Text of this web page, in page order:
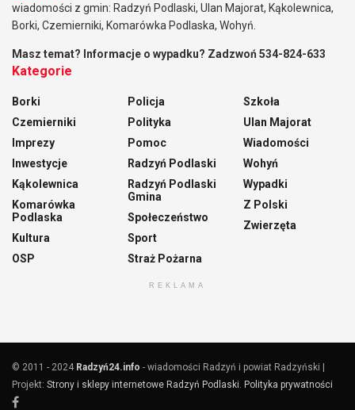
wiadomości z gmin: Radzyń Podlaski, Ulan Majorat, Kąkolewnica,
Borki, Czemierniki, Komarówka Podlaska, Wohyń.
Masz temat? Informacje o wypadku? Zadzwoń 534-824-633
Kategorie
Borki
Czemierniki
Imprezy
Inwestycje
Kąkolewnica
Komarówka
Podlaska
Kultura
OSP
Policja
Polityka
Pomoc
Radzyń Podlaski
Radzyń Podlaski
Gmina
Społeczeństwo
Sport
Straż Pożarna
Szkoła
Ulan Majorat
Wiadomości
Wohyń
Wypadki
Z Polski
Zwierzęta
REKLAMA
© 2011 - 2024 Radzyń24.info - wiadomości Radzyń i powiat Radzyński |
Projekt: Strony i sklepy internetowe Radzyń Podlaski Polityka prywatności